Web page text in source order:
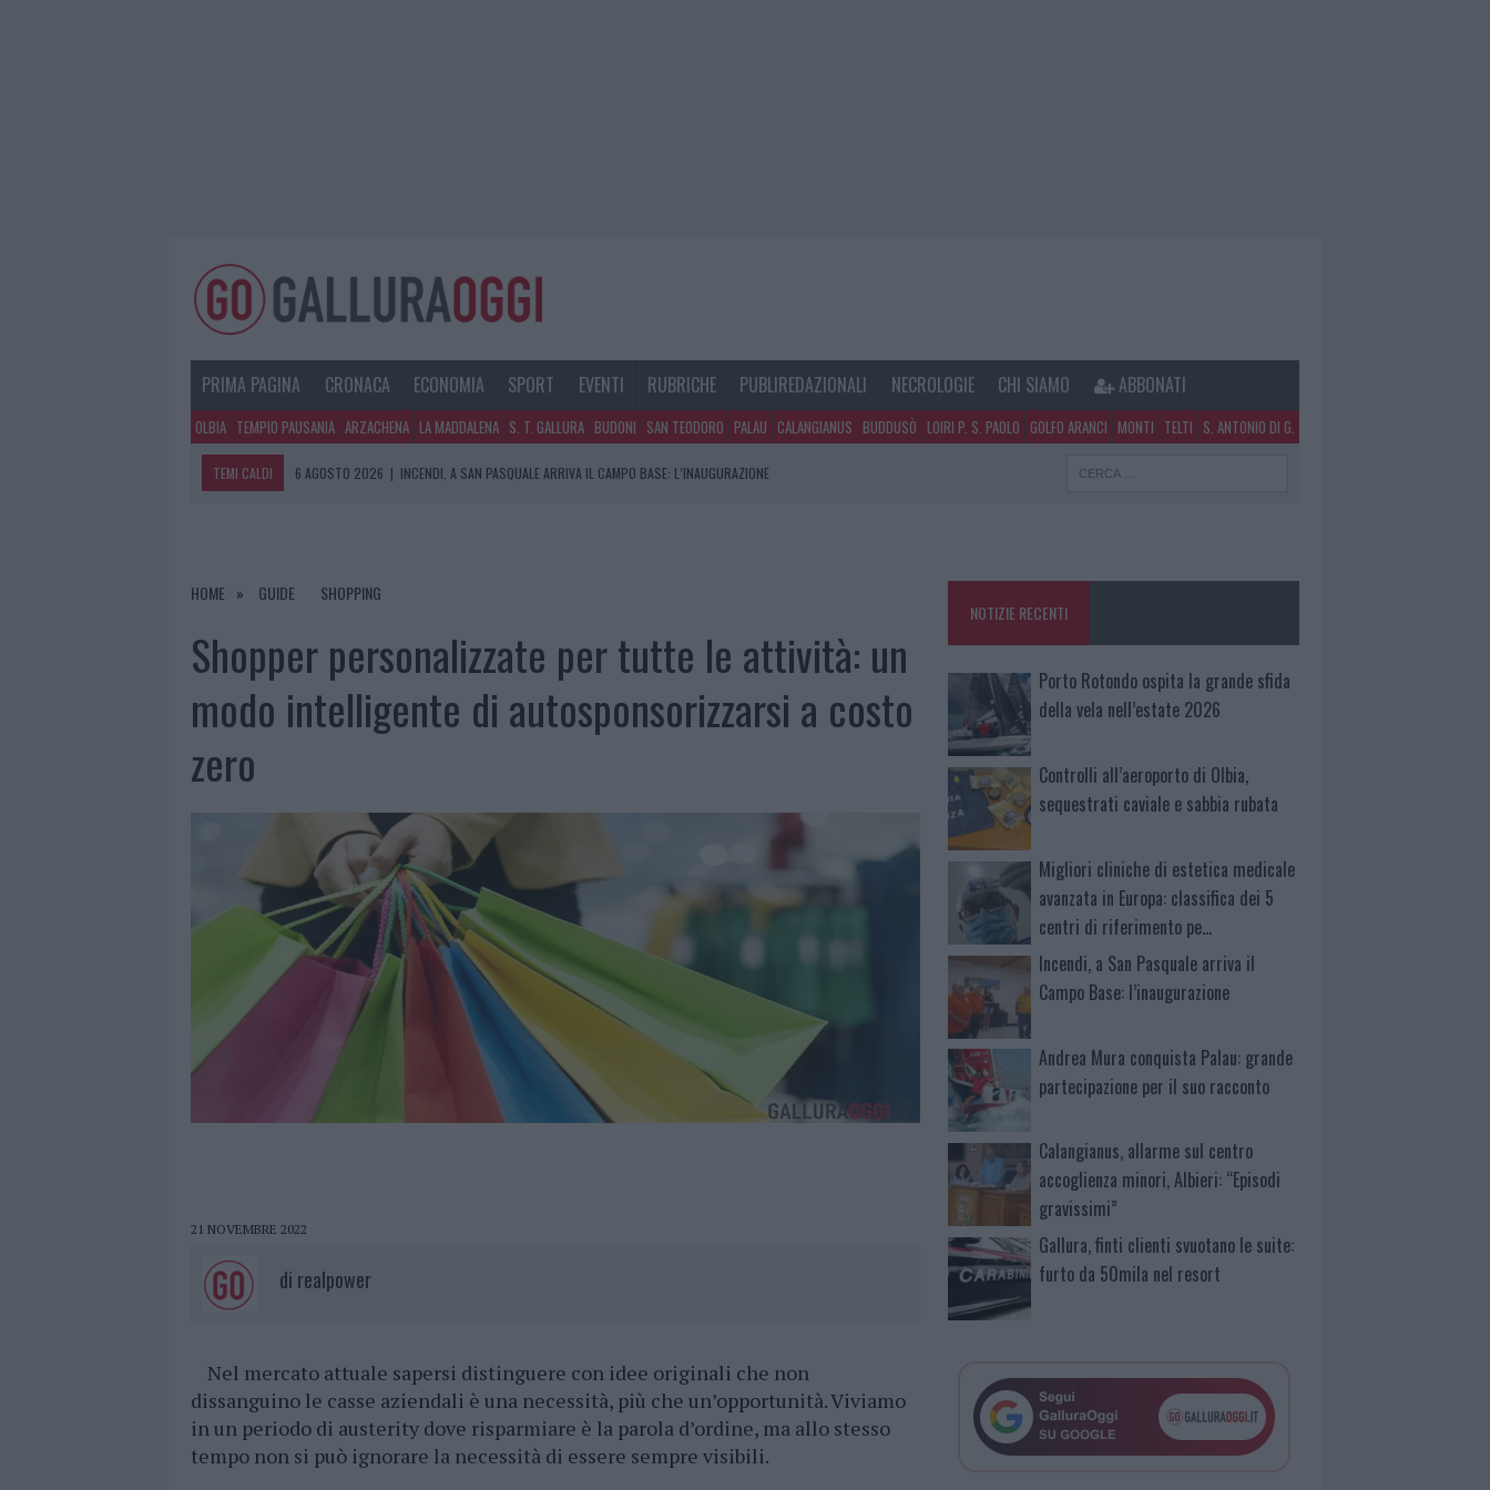
PRIMA PAGINA CRONACA ECONOMIA SPORT EVENTI RUBRICHE PUBLIREDAZIONALI NECROLOGIE CHI SIAMO ABBONATI
OLBIA TEMPIO PAUSANIA ARZACHENA LA MADDALENA S. T. GALLURA BUDONI SAN TEODORO PALAU CALANGIANUS BUDDUSÒ LOIRI P. S. PAOLO GOLFO ARANCI MONTI TELTI S. ANTONIO DI G.
TEMI CALDI 6 AGOSTO 2026 | INCENDI, A SAN PASQUALE ARRIVA IL CAMPO BASE: L’INAUGURAZIONE
7 AGOSTO 2026
CONTROLLI ALL’AEROPORTO DI OLBIA, SEQUESTRATI CAVIALE E SABBIA RUBATA
PER I TRATTAMENTI LASER NON INVASIVI
HOME GUIDE SHOPPING
Shopper personalizzate per tutte le attività: un
modo intelligente di autosponsorizzarsi a costo
zero
21 NOVEMBRE 2022
di realpower
Nel mercato attuale sapersi distinguere con idee originali che non
dissanguino le casse aziendali è una necessità, più che un’opportunità. Viviamo
in un periodo di austerity dove risparmiare è la parola d’ordine, ma allo stesso
tempo non si può ignorare la necessità di essere sempre visibili.
NOTIZIE RECENTI
Porto Rotondo ospita la grande sfida
della vela nell’estate 2026
Controlli all’aeroporto di Olbia,
sequestrati caviale e sabbia rubata
Migliori cliniche di estetica medicale
avanzata in Europa: classifica dei 5
centri di riferimento pe…
Incendi, a San Pasquale arriva il
Campo Base: l’inaugurazione
Andrea Mura conquista Palau: grande
partecipazione per il suo racconto
Calangianus, allarme sul centro
accoglienza minori, Albieri: “Episodi
gravissimi”
Gallura, finti clienti svuotano le suite:
furto da 50mila nel resort